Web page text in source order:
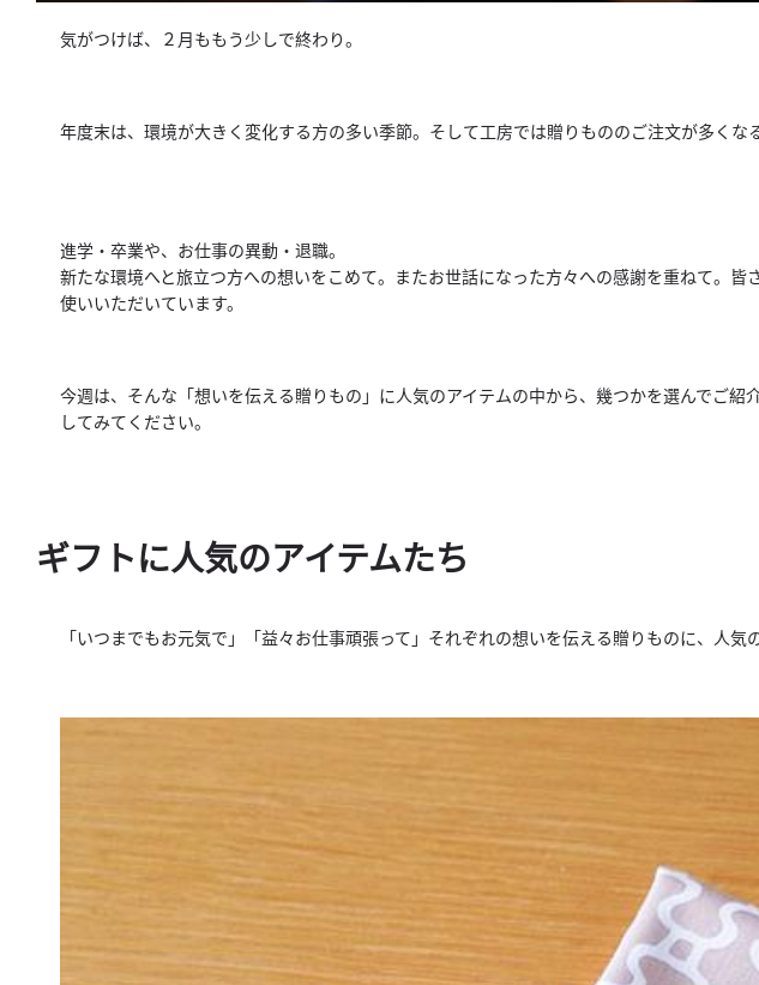
気がつけば、２月ももう少しで終わり。
年度末は、環境が大きく変化する方の多い季節。 そして工房では贈りもののご注文が多くな
進学・卒業や、お仕事の異動・退職。
新たな環境へと旅立つ方への想いをこめて。
またお世話になった方々への感謝を重ねて。皆さ
使いいただいています。
今週は、そんな「想いを伝える贈りもの」 に人気のアイテムの中から、幾つかを選んでご紹介
してみてください。
ギフトに人気のアイテムたち
「いつまでもお元気で」「益々お仕事頑張って」 それぞれの想いを伝える贈りものに、 人気